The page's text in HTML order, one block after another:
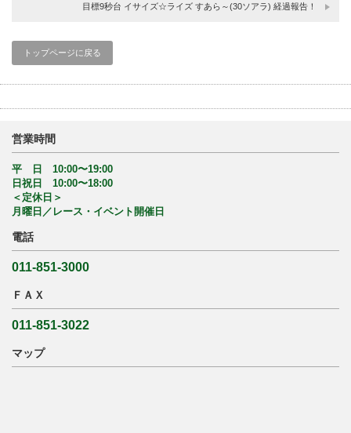
目標9秒台 イサイズ☆ライズ すあら～(30ソアラ) 経過報告！
トップページに戻る
営業時間
平 日 10:00〜19:00
日祝日 10:00〜18:00
＜定休日＞
月曜日／レース・イベント開催日
電話
011-851-3000
ＦＡＸ
011-851-3022
マップ